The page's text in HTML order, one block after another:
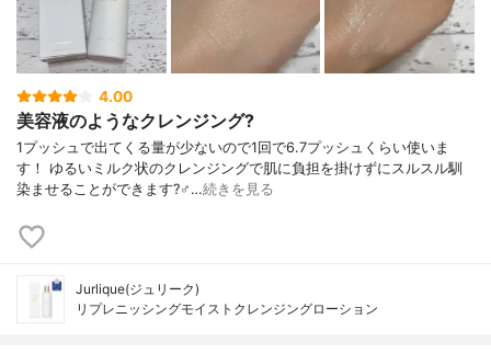
4.00
美容液のようなクレンジング?
1プッシュで出てくる量が少ないので1回で6.7プッシュくらい使いま
す！ ゆるいミルク状のクレンジングで肌に負担を掛けずにスルスル馴
染ませることができます?‍♂️…続きを見る
Jurlique(ジュリーク)
リプレニッシングモイストクレンジングローション